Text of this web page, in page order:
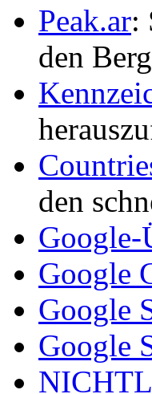
Peak.ar:
den
den
Google-
Google
Google
Google